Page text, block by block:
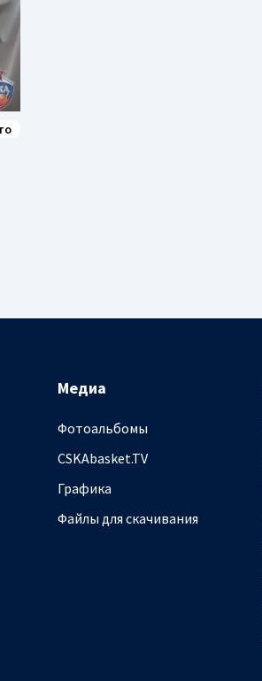
Медиа
Фотоальбомы
CSKAbasket.TV
Графика
Файлы для скачивания